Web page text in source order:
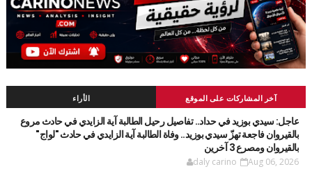
آخر المشاركات على الموقع الأراء
عاجل: سيدي بوزيد في حداد.. تفاصيل رحيل الطالبة آية الزايدي في حادث مروع
بالقيروان فاجعة تهزّ سيدي بوزيد.. وفاة الطالبة آية الزايدي في حادث "لواج"
بالقيروان ومصرع 3 آخرين
daly carino Aug 06, 2026